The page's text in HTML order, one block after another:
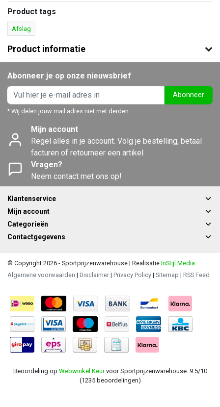
Product tags
Afslag
Product informatie
Abonneer je op onze nieuwsbrief
Abonneer
* Wij delen jouw mail adres niet met derden.
Mijn account
Regel alles in je account. Volg je bestelling, betaal
facturen of retourneer een artikel.
Vragen?
Neem contact met ons op!
Klantenservice
Mijn account
Categorieën
Contactgegevens
© Copyright 2026 - Sportprijzenwarehouse | Realisatie InStijl Media
Algemene voorwaarden | Disclaimer | Privacy Policy | Sitemap | RSS Feed
Beoordeling op Webwinkel Keurvoor Sportprijzenwarehouse: 9.5/10
(1235 beoordelingen)